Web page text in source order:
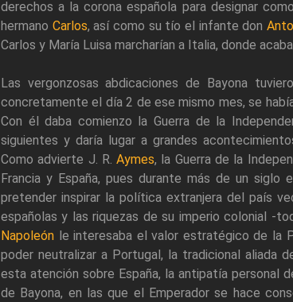
derechos a la corona española para designar
hermano Carlos, así como su tío el infante don
Carlos y María Luisa marcharían a Italia, donde
Las vergonzosas abdicaciones de Bayona
concretamente el día 2 de ese mismo mes, se
Con él daba comienzo la Guerra de la
siguientes y daría lugar a grandes
Como advierte J. R.Aymes, la Guerra de la
Francia y España, pues durante más de un
pretender inspirar la política extranjera del país
españolas y las riquezas de su imperio colonial -
Napoleón le interesaba el valor estratégico de la
poder neutralizar a Portugal, la tradicional aliada
esta atención sobre España, la antipatía personal
de Bayona, en las que el Emperador se hace